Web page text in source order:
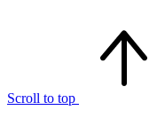
Scroll to top